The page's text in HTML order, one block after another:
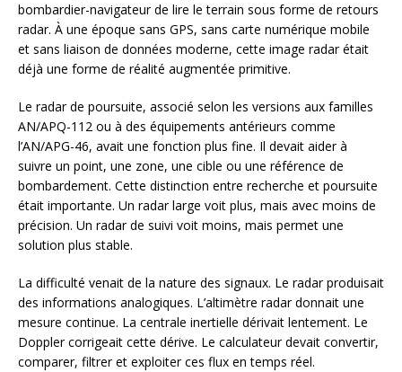
bombardier-navigateur de lire le terrain sous forme de retours
radar. À une époque sans GPS, sans carte numérique mobile
et sans liaison de données moderne, cette image radar était
déjà une forme de réalité augmentée primitive.
Le radar de poursuite, associé selon les versions aux familles
AN/APQ-112 ou à des équipements antérieurs comme
l’AN/APG-46, avait une fonction plus fine. Il devait aider à
suivre un point, une zone, une cible ou une référence de
bombardement. Cette distinction entre recherche et poursuite
était importante. Un radar large voit plus, mais avec moins de
précision. Un radar de suivi voit moins, mais permet une
solution plus stable.
La difficulté venait de la nature des signaux. Le radar produisait
des informations analogiques. L’altimètre radar donnait une
mesure continue. La centrale inertielle dérivait lentement. Le
Doppler corrigeait cette dérive. Le calculateur devait convertir,
comparer, filtrer et exploiter ces flux en temps réel.